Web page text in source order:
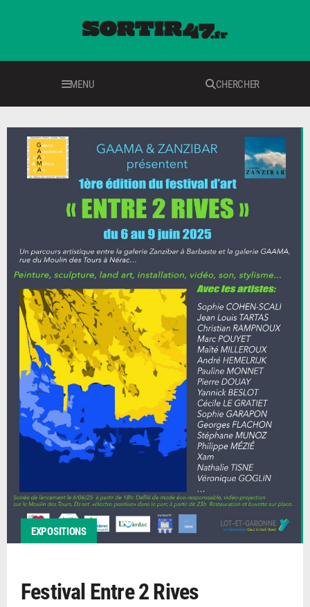
MENU CHERCHER
EXPOSITIONS
Festival Entre 2 Rives